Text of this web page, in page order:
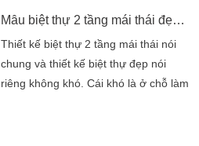
thế. Nhưng với một số gia đình họ đã
sinh song tại thành phố lâu, thì tương
đương với họ cũng sử dụng một
khuôn viên diện tích khá rộng. […]
Mẫu biệt thự 2 tầng mái thái đẹp tại Kiên Giang
Thiết kế biệt thự 2 tầng mái thái nói
chung và thiết kế biệt thự đẹp nói
riêng không khó. Cái khó là ở chỗ làm